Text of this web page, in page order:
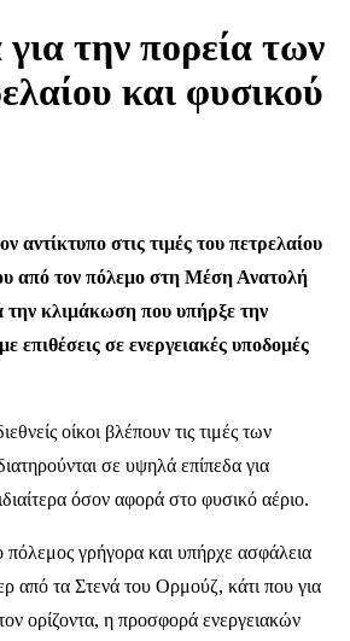
την πορεία των
και φυσικού
αντίκτυπο στις τιμές του πετρελαίου
από τον πόλεμο στη Μέση Ανατολή
την κλιμάκωση που υπήρξε την
επιθέσεις σε ενεργειακές υποδομές
οίκοι βλέπουν τις τιμές των
σε υψηλά επίπεδα για
όσον αφορά στο φυσικό αέριο.
πόλεμος γρήγορα και υπήρχε ασφάλεια
από τα Στενά του Ορμούζ, κάτι που για
ορίζοντα, η προσφορά ενεργειακών